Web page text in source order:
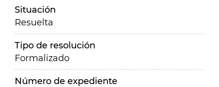
Situación
Resuelta
Tipo de resolución
Formalizado
Número de expediente